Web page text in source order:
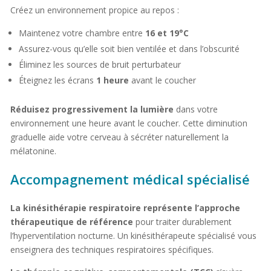
Créez un environnement propice au repos :
Maintenez votre chambre entre 16 et 19°C
Assurez-vous qu’elle soit bien ventilée et dans l’obscurité
Éliminez les sources de bruit perturbateur
Éteignez les écrans 1 heure avant le coucher
Réduisez progressivement la lumière dans votre
environnement une heure avant le coucher. Cette diminution
graduelle aide votre cerveau à sécréter naturellement la
mélatonine.
Accompagnement médical spécialisé
La kinésithérapie respiratoire représente l’approche
thérapeutique de référence pour traiter durablement
l’hyperventilation nocturne. Un kinésithérapeute spécialisé vous
enseignera des techniques respiratoires spécifiques.